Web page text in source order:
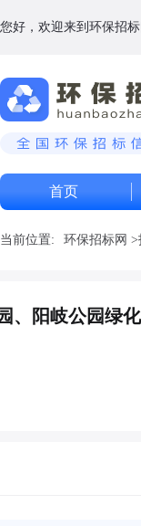
您好，欢迎来到环保招
首页
当前位置: 环保招标网 >
、阳岐公园绿